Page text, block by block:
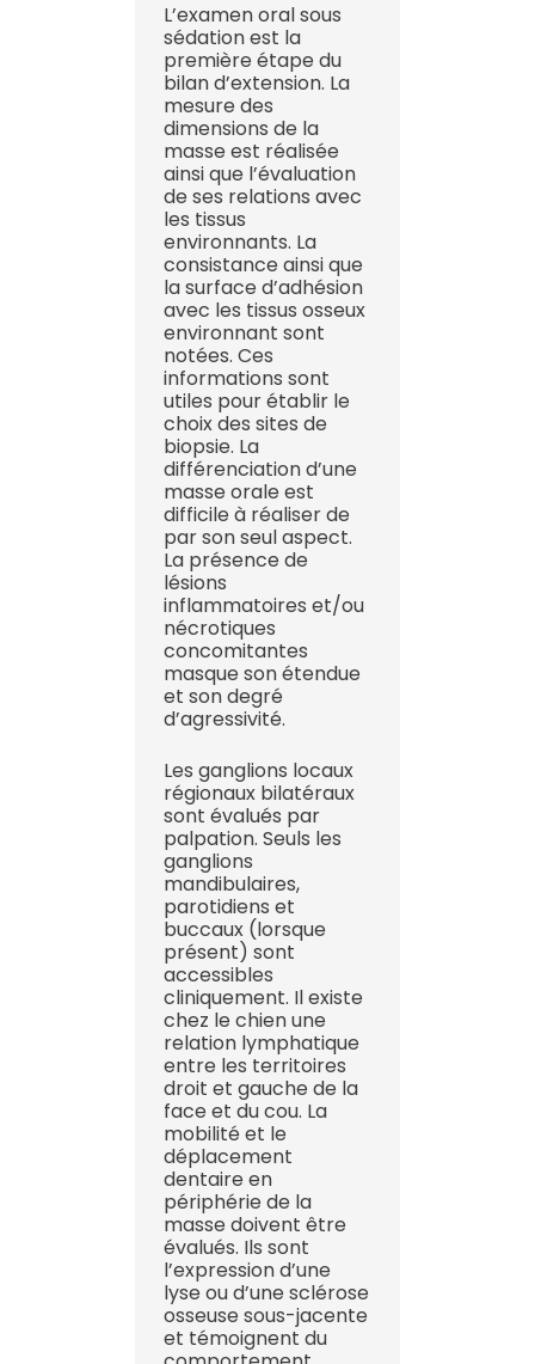
L’examen oral sous
sédation est la
première étape du
bilan d’extension. La
mesure des
dimensions de la
masse est réalisée
ainsi que l’évaluation
de ses relations avec
les tissus
environnants. La
consistance ainsi que
la surface d’adhésion
avec les tissus osseux
environnant sont
notées. Ces
informations sont
utiles pour établir le
choix des sites de
biopsie. La
différenciation d’une
masse orale est
difficile à réaliser de
par son seul aspect.
La présence de
lésions
inflammatoires et/ou
nécrotiques
concomitantes
masque son étendue
et son degré
d’agressivité.
Les ganglions locaux
régionaux bilatéraux
sont évalués par
palpation. Seuls les
ganglions
mandibulaires,
parotidiens et
buccaux (lorsque
présent) sont
accessibles
cliniquement. Il existe
chez le chien une
relation lymphatique
entre les territoires
droit et gauche de la
face et du cou. La
mobilité et le
déplacement
dentaire en
périphérie de la
masse doivent être
évalués. Ils sont
l’expression d’une
lyse ou d’une sclérose
osseuse sous-jacente
et témoignent du